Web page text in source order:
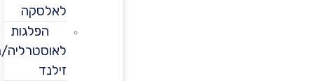
לאלסקה
הפלגות
לאוסטרליה/ניו